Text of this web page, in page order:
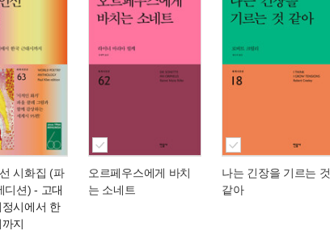
시화집 (파
디션) - 고대
시에서 한
지
오르페우스에게 바치
는 소네트
나는 긴장을 기르는 것
같아